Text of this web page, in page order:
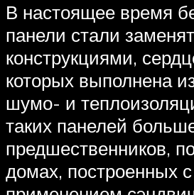
В настоящее время
панели стали
конструкциями,
которых выполнена
шумо- и
таких панелей
предшественников,
домах, построенных с